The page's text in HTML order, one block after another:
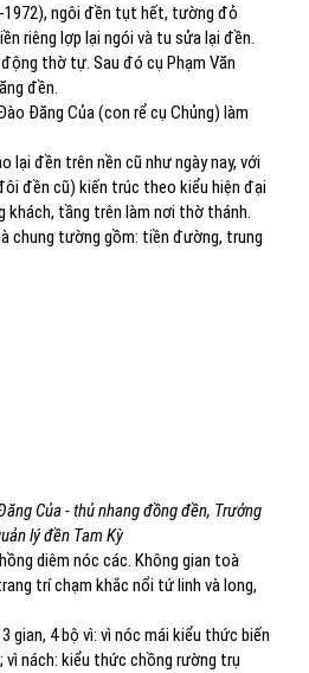
1972), ngôi đền tụt hết, tường đỏ
riêng lợp lại ngói và tu sửa lại đền.
thờ tự. Sau đó cụ Phạm Văn
đền.
Đăng Của (con rể cụ Chủng) làm
lại đền trên nền cũ như ngày nay, với
đền cũ) kiến trúc theo kiểu hiện đại
khách, tầng trên làm nơi thờ thánh.
chung tường gồm: tiền đường, trung
Của - thủ nhang đồng đền, Trưởng
lý đền Tam Kỳ
diêm nóc các. Không gian toà
trí chạm khắc nổi tứ linh và long,
gian, 4 bộ vì: vì nóc mái kiểu thức biến
vì nách: kiểu thức chồng rường trụ